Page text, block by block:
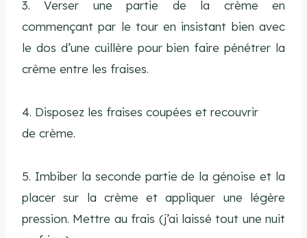
3. Verser une partie de la crème en
commençant par le tour en insistant bien avec
le dos d’une cuillère pour bien faire pénétrer la
crème entre les fraises.
4. Disposez les fraises coupées et recouvrir
de crème.
5. Imbiber la seconde partie de la génoise et la
placer sur la crème et appliquer une légère
pression. Mettre au frais (j’ai laissé tout une nuit